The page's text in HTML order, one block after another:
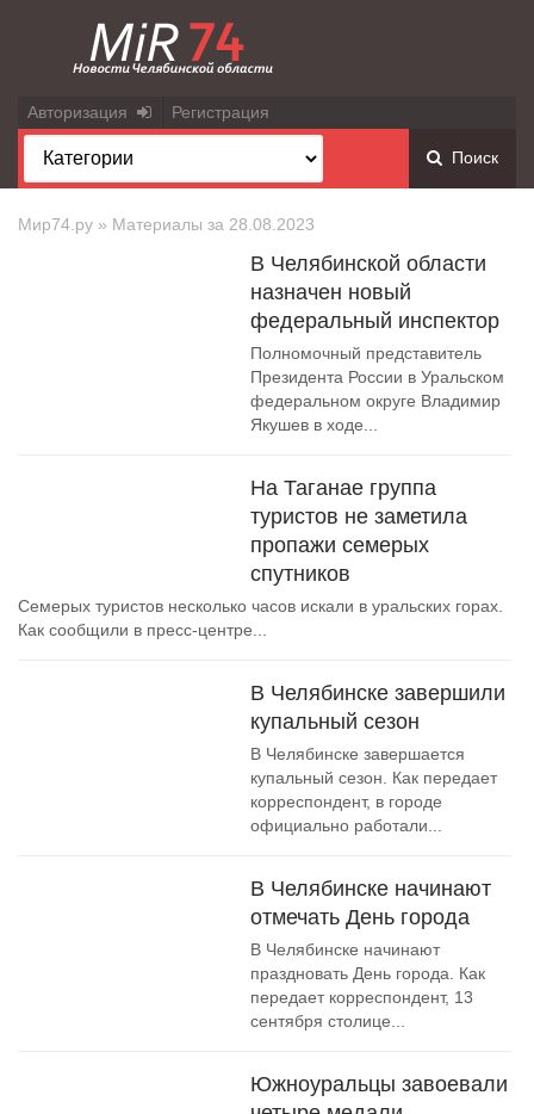
Авторизация Регистрация
Поиск
Мир74.ру » Материалы за 28.08.2023
В Челябинской области
назначен новый
федеральный инспектор
Полномочный представитель
Президента России в Уральском
федеральном округе Владимир
Якушев в ходе...
На Таганае группа
туристов не заметила
пропажи семерых
спутников
Семерых туристов несколько часов искали в уральских горах.
Как сообщили в пресс-центре...
В Челябинске завершили
купальный сезон
В Челябинске завершается
купальный сезон. Как передает
корреспондент, в городе
официально работали...
В Челябинске начинают
отмечать День города
В Челябинске начинают
праздновать День города. Как
передает корреспондент, 13
сентября столице...
Южноуральцы завоевали